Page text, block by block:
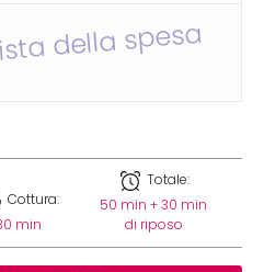
della spesa
Cottura:
min
Totale:
50 min + 30 min
di riposo